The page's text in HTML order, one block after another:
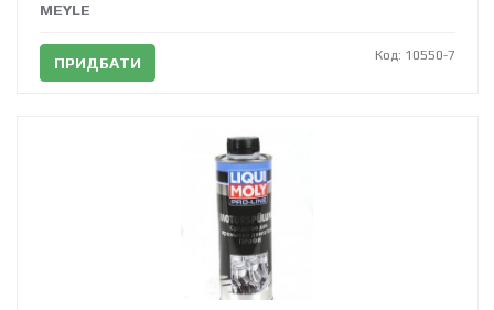
MEYLE
ПРИДБАТИ Код: 10550-7